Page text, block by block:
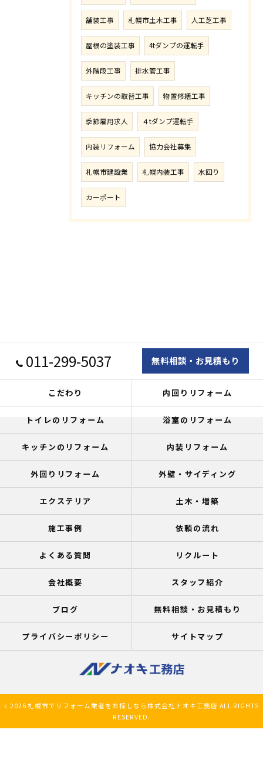
舗装工事 札幌市土木工事 人工芝工事
屋根の塗装工事 4tダンプの運転手
外階段工事 排水管工事
キッチンの取替工事 物置修繕工事
季節雇用求人 ４tダンプ運転手
内装リフォーム 協力会社募集
札幌市建設業 札幌内装工事 水回り
カーポート
011-299-5037 無料相談・お見積もり
こだわり 内回りリフォーム
トイレのリフォーム 浴室のリフォーム
キッチンのリフォーム 内装リフォーム
外回りリフォーム 外壁・サイディング
エクステリア 土木・増築
施工事例 依頼の流れ
よくある質問 リクルート
会社概要 スタッフ紹介
ブログ 無料相談・お見積もり
プライバシーポリシー サイトマップ
c 2026 札幌市でリフォーム業者をお探しなら株式会社ナオキ工務店 ALL RIGHTS
RESERVED.